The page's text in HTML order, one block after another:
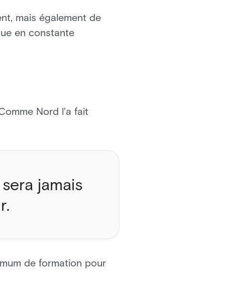
mais également de
en constante
Nord l'a fait
jamais
de formation pour